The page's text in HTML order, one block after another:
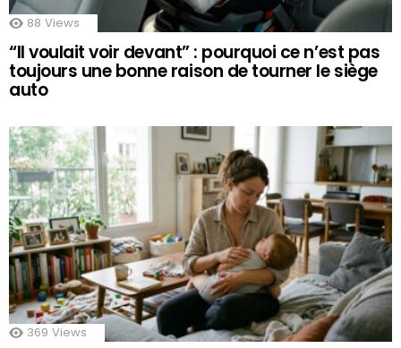
88 Views
“Il voulait voir devant” : pourquoi ce n’est pas
toujours une bonne raison de tourner le siège
auto
369 Views